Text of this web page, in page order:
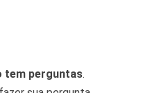
tem perguntas.